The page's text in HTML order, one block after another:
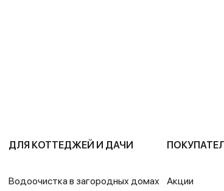
ДЛЯ КОТТЕДЖЕЙ И ДАЧИ
Водоочистка в загородных домах Акции